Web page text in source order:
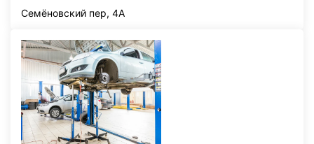
Семёновский пер, 4А